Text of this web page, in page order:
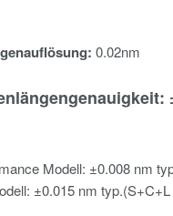
0.02nm
Modell: ±0.008 nm
±0.015 nm typ.(S+C+L